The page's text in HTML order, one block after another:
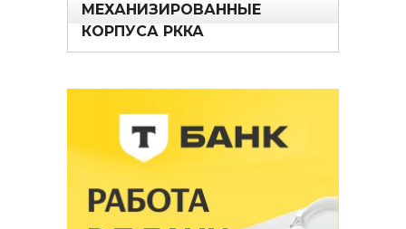
МЕХАНИЗИРОВАННЫЕ
КОРПУСА РККА